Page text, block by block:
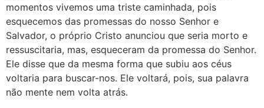
momentos vivemos uma triste caminhada, pois
esquecemos das promessas do nosso Senhor e
Salvador, o próprio Cristo anunciou que seria morto e
ressuscitaria, mas, esqueceram da promessa do Senhor.
Ele disse que da mesma forma que subiu aos céus
voltaria para buscar-nos. Ele voltará, pois, sua palavra
não mente nem volta atrás.